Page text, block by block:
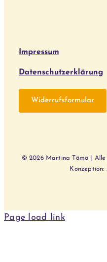
Impressum
Datenschutzerklärung
Widerrufsformular
© 2026 Martina Tömö |
Konzeption:
Page load link